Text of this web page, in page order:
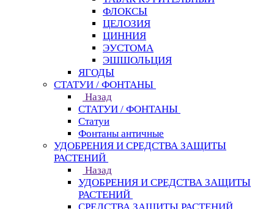
ФЛОКСЫ
ЦЕЛОЗИЯ
ЦИННИЯ
ЭУСТОМА
ЭШШОЛЬЦИЯ
ЯГОДЫ
СТАТУИ / ФОНТАНЫ
Назад
СТАТУИ / ФОНТАНЫ
Статуи
Фонтаны античные
УДОБРЕНИЯ И СРЕДСТВА ЗАЩИТЫ
РАСТЕНИЙ
Назад
УДОБРЕНИЯ И СРЕДСТВА ЗАЩИТЫ
РАСТЕНИЙ